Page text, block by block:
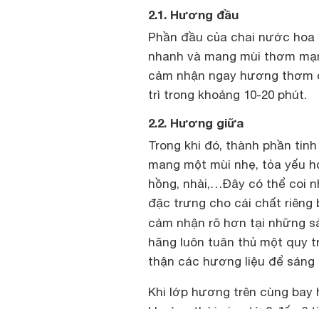
2.1. Hương đầu
Phần đầu của chai nước
nhanh và mang mùi thơm
cảm nhận ngay hương thơm
trì trong khoảng 10-20 phút.
2.2. Hương giữa
Trong khi đó, thành phần
mang một mùi nhẹ, tỏa yếu
hồng, nhài,…Đây có thể coi
đặc trưng cho cái chất riêng
cảm nhận rõ hơn tại những
hãng luôn tuân thủ một quy
thận các hương liệu để
Khi lớp hương trên cùng